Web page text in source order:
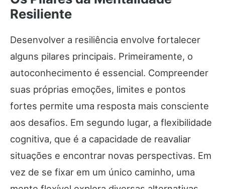
Resiliente
Desenvolver a resiliência envolve fortalecer
alguns pilares principais. Primeiramente, o
autoconhecimento é essencial. Compreender
suas próprias emoções, limites e pontos
fortes permite uma resposta mais consciente
aos desafios. Em segundo lugar, a flexibilidade
cognitiva, que é a capacidade de reavaliar
situações e encontrar novas perspectivas. Em
vez de se fixar em um único caminho, uma